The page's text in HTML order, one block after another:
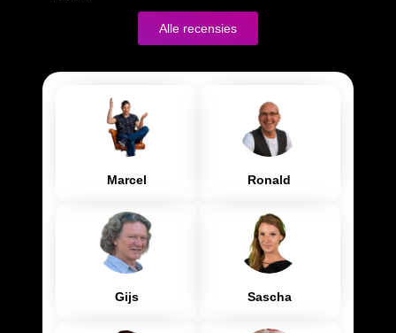
Alle recensies
Marcel Ronald
Gijs Sascha